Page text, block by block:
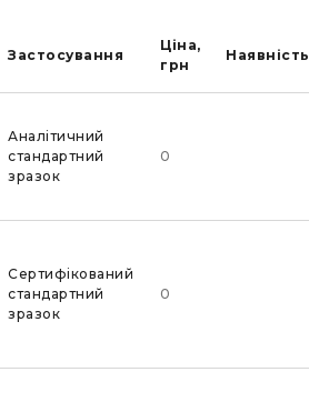
Застоcування
Ціна,
грн
Наявність
Аналітичний
стандартний
зразок
0
Сертифікований
стандартний
зразок
0